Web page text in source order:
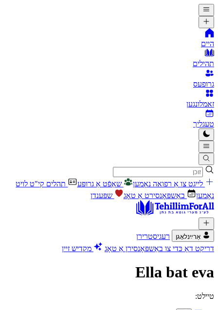
היים
תהילים
גרופעס
זאמלונגען
טעגליך
לייגט צו אַ רפואה נאָמען שאַפֿט אַ גרופּע
תהלים קי"ט לויט
נאָמען
באַשפּאָנסירט אַ טאָג שפּענדן
אַרײַנלאָגן
רעגיסטרירן
דריקט דאָ כּדי צו באַשפּאָנסירן אַ טאָג
מקדיש זיין
Ella bat eva
טיילט: